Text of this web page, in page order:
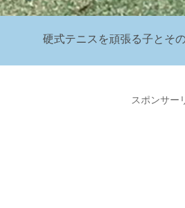
硬式テニスを頑張る子とそ
スポンサー